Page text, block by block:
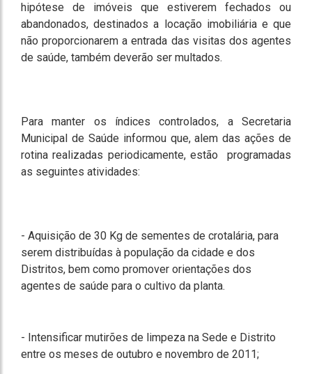
hipótese de imóveis que estiverem fechados ou
abandonados, destinados a locação imobiliária e que
não proporcionarem a entrada das visitas dos agentes
de saúde, também deverão ser multados.
Para manter os índices controlados, a Secretaria
Municipal de Saúde informou que, alem das ações de
rotina realizadas periodicamente, estão programadas
as seguintes atividades:
- Aquisição de 30 Kg de sementes de crotalária, para
serem distribuídas à população da cidade e dos
Distritos, bem como promover orientações dos
agentes de saúde para o cultivo da planta.
- Intensificar mutirões de limpeza na Sede e Distrito
entre os meses de outubro e novembro de 2011;